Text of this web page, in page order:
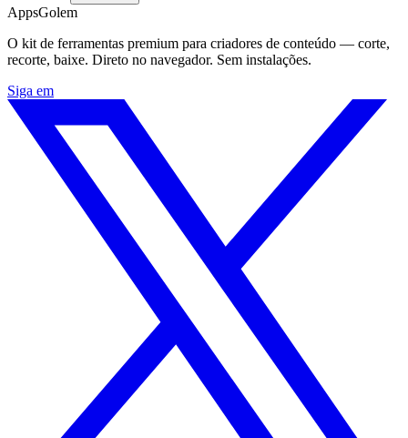
AppsGolem
O kit de ferramentas premium para criadores de conteúdo — corte,
recorte, baixe. Direto no navegador. Sem instalações.
Siga em